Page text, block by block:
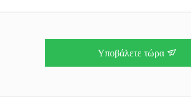
Υποβάλετε τώρα